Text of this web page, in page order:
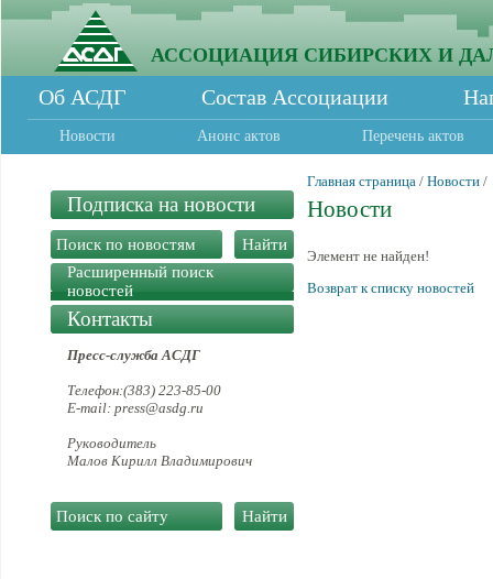
АССОЦИАЦИЯ СИБИРСКИХ И
Об АСДГ Состав Ассоциации
Новости Анонс актов Перечень актов
Подписка на новости
Расширенный поиск
новостей
Контакты
Пресс-служба АСДГ
Телефон:(383) 223-85-00
E-mail: press@asdg.ru
Руководитель
Малов Кирилл Владимирович
Главная страница / Новости /
Новости
Элемент не найден!
Возврат к списку новостей